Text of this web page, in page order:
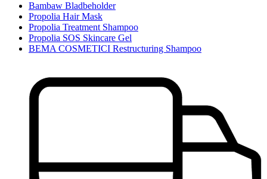
Bambaw Bladbeholder
Propolia Hair Mask
Propolia Treatment Shampoo
Propolia SOS Skincare Gel
BEMA COSMETICI Restructuring Shampoo